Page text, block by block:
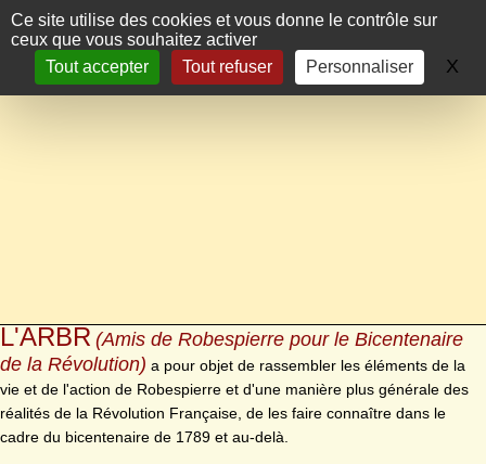
Panneau de gestion des cookies
Ce site utilise des cookies et vous donne le contrôle sur
ceux que vous souhaitez activer
Tout accepter
Tout refuser Personnaliser X
L'ARBR (Amis de Robespierre pour le Bicentenaire
de la Révolution) a pour objet de rassembler les éléments de la
vie et de l'action de Robespierre et d'une manière plus générale des
réalités de la Révolution Française, de les faire connaître dans le
cadre du bicentenaire de 1789 et au-delà.